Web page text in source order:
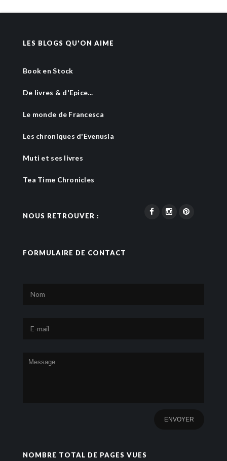
LES BLOGS QU'ON AIME
Book en Stock
De livres & d'Epice...
Le monde de Francesca
Les chroniques d'Evenusia
Muti et ses livres
Tea Time Chronicles
NOUS RETROUVER :
FORMULAIRE DE CONTACT
NOMBRE TOTAL DE PAGES VUES